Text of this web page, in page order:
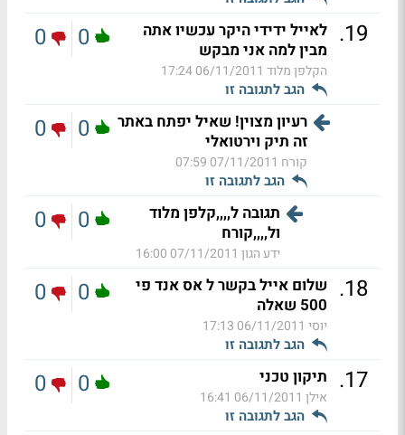
19
. לאייל ידידי היקר עכשיו אתה
מבין למה אני מבקש
הקלפן מלוד 06/11/2011 17:24
הגב לתגובה זו
0
0
רעיון מצוין! שאיל יפתח באתר
זה תיק וירטואלי
קורח 07/11/2011 07:59
הגב לתגובה זו
0
0
תגובה ל,,,,קלפן מלוד
ול,,,,קורח
ידע הגון 07/11/2011 16:00
0
0
18
. שלום אייל בקשר ל אס אנד פי
500 שאלה
יוסי 06/11/2011 17:13
הגב לתגובה זו
0
0
17
. תיקון טכני
אילן 06/11/2011 16:41
הגב לתגובה זו
0
0